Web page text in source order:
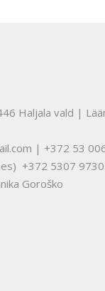
Haljala vald |
| +372 53
+372 5307
Goroško